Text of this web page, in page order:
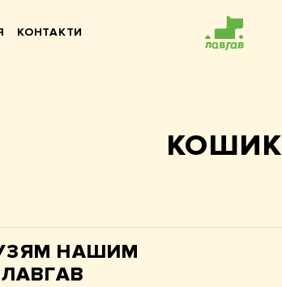
КОНТАКТИ
КОШИК
НАШИМ